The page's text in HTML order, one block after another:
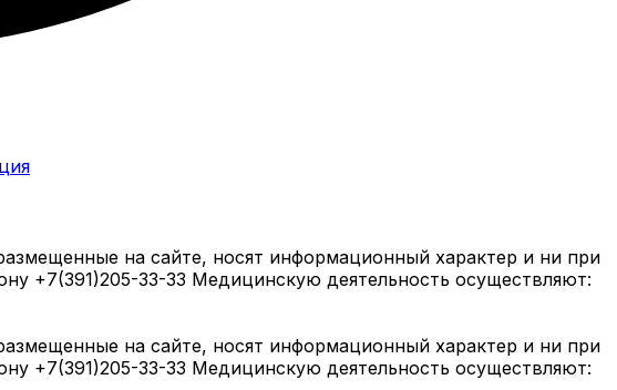
на сайте, носят информационный характер и ни при
+7(391)205-33-33 Медицинскую деятельность осуществляют:
на сайте, носят информационный характер и ни при
+7(391)205-33-33 Медицинскую деятельность осуществляют: